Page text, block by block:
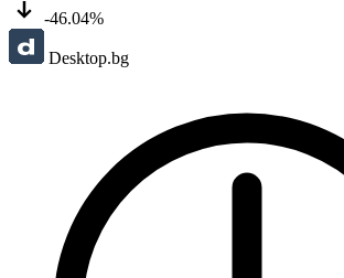
-46.04%
Desktop.bg